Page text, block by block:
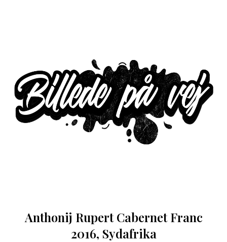
Anthonij Rupert Cabernet Franc
2016, Sydafrika